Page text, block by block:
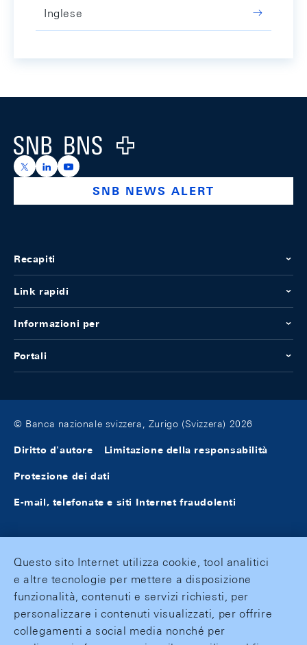
Inglese
Logo
https://x.com/snb_bns
https://ch.linkedin.com/company/swiss-national-
https://www.youtube.com/@swissnationalbank
SNB NEWS ALERT
Recapiti
Link rapidi
Informazioni per
Portali
© Banca nazionale svizzera, Zurigo (Svizzera) 2026
Diritto d'autore Limitazione della responsabilità
Protezione dei dati
E-mail, telefonate e siti Internet fraudolenti
Questo sito Internet utilizza cookie, tool analitici
e altre tecnologie per mettere a disposizione
funzionalità, contenuti e servizi richiesti, per
personalizzare i contenuti visualizzati, per offrire
collegamenti a social media nonché per